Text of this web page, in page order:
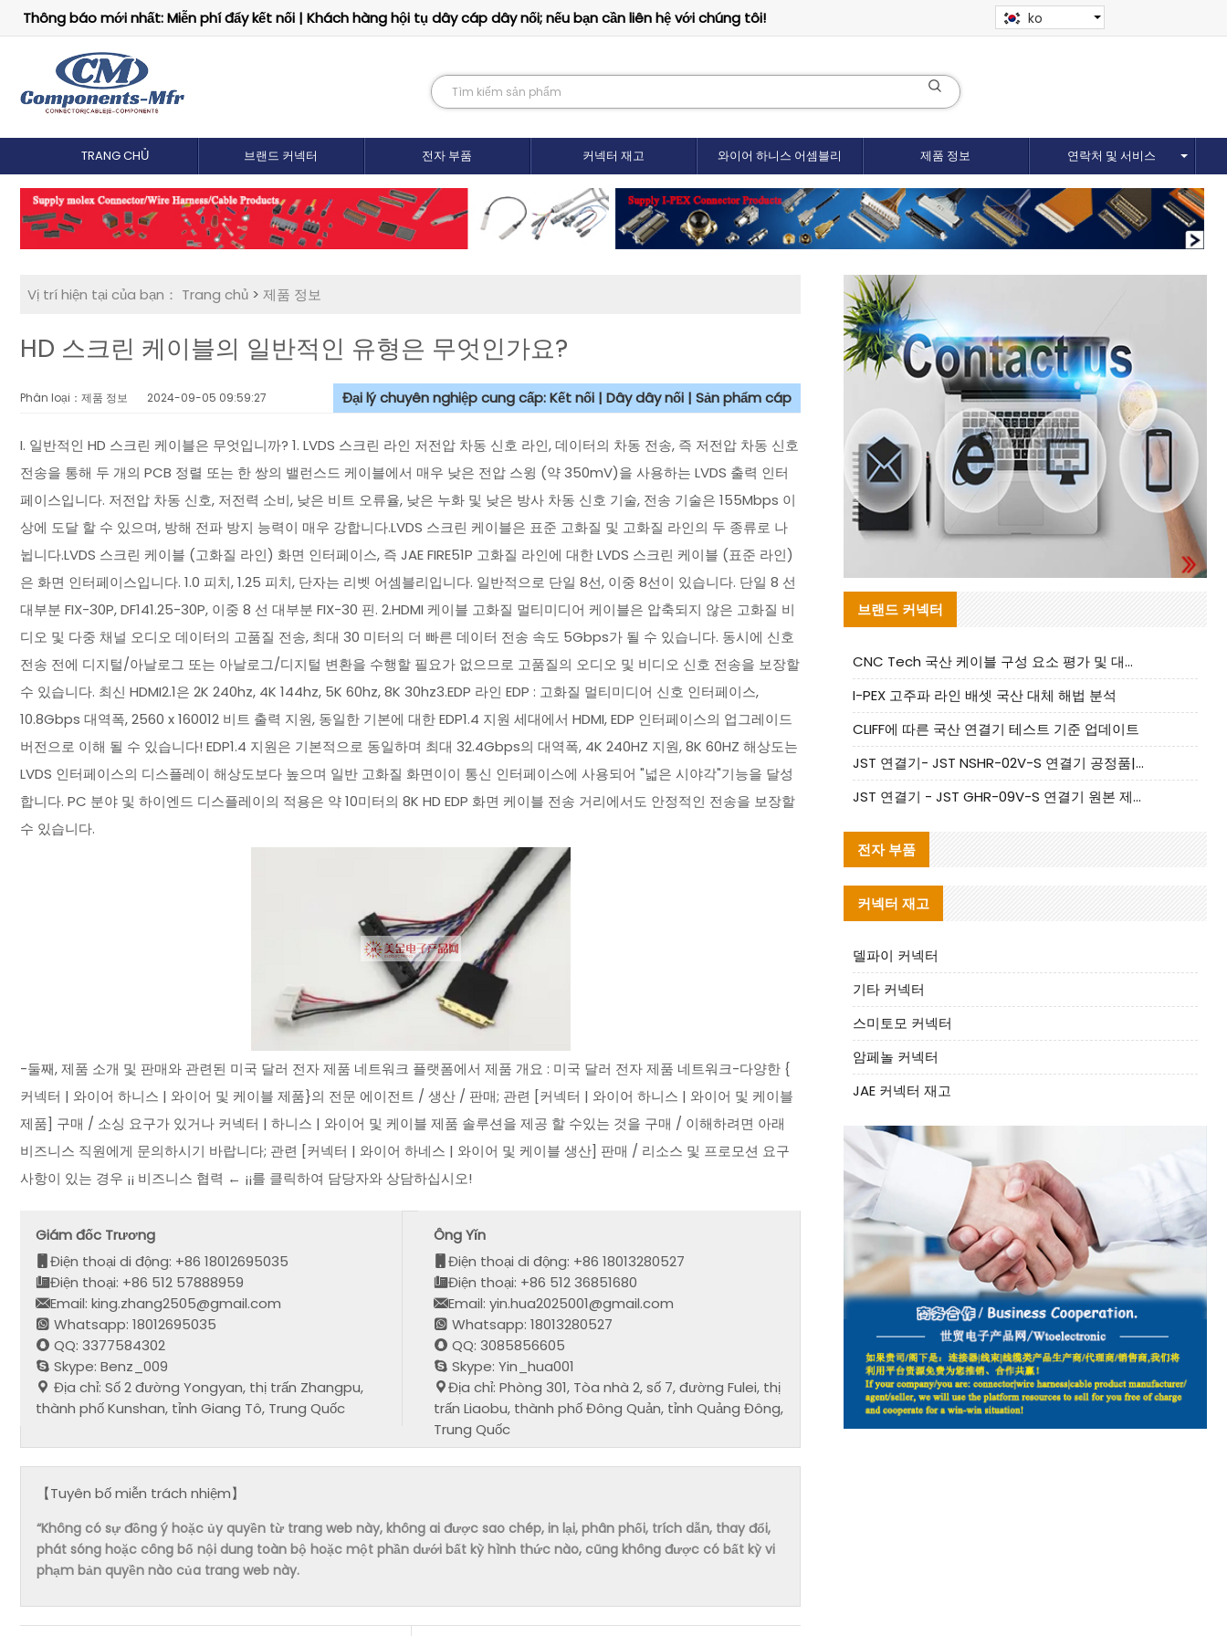
Thông báo mới nhất: Miễn phí đẩy kết nối | Khách hàng hội tụ dây cáp dây nối; nếu bạn cần liên hệ với chúng tôi! ko
TRANG CHỦ 브랜드 커넥터 전자 부품 커넥터 재고 와이어 하니스 어셈블리 제품 정보 연락처 및 서비스
Vị trí hiện tại của bạn： Trang chủ > 제품 정보
HD 스크린 케이블의 일반적인 유형은 무엇인가요?
Phân loại：제품 정보 2024-09-05 09:59:27 Đại lý chuyên nghiệp cung cấp: Kết nối | Dây dây nối | Sản phẩm cáp
I. 일반적인 HD 스크린 케이블은 무엇입니까? 1. LVDS 스크린 라인 저전압 차동 신호 라인, 데이터의 차동 전송, 즉 저전압 차동 신호
전송을 통해 두 개의 PCB 정렬 또는 한 쌍의 밸런스드 케이블에서 매우 낮은 전압 스윙 (약 350mV)을 사용하는 LVDS 출력 인터
페이스입니다. 저전압 차동 신호, 저전력 소비, 낮은 비트 오류율, 낮은 누화 및 낮은 방사 차동 신호 기술, 전송 기술은 155Mbps 이
상에 도달 할 수 있으며, 방해 전파 방지 능력이 매우 강합니다.LVDS 스크린 케이블은 표준 고화질 및 고화질 라인의 두 종류로 나
뉩니다.LVDS 스크린 케이블 (고화질 라인) 화면 인터페이스, 즉 JAE FIRE51P 고화질 라인에 대한 LVDS 스크린 케이블 (표준 라인)
은 화면 인터페이스입니다. 1.0 피치, 1.25 피치, 단자는 리벳 어셈블리입니다. 일반적으로 단일 8선, 이중 8선이 있습니다. 단일 8 선
대부분 FIX-30P, DF141.25-30P, 이중 8 선 대부분 FIX-30 핀. 2.HDMI 케이블 고화질 멀티미디어 케이블은 압축되지 않은 고화질 비
디오 및 다중 채널 오디오 데이터의 고품질 전송, 최대 30 미터의 더 빠른 데이터 전송 속도 5Gbps가 될 수 있습니다. 동시에 신호
전송 전에 디지털/아날로그 또는 아날로그/디지털 변환을 수행할 필요가 없으므로 고품질의 오디오 및 비디오 신호 전송을 보장할
수 있습니다. 최신 HDMI2.1은 2K 240hz, 4K 144hz, 5K 60hz, 8K 30hz3.EDP 라인 EDP : 고화질 멀티미디어 신호 인터페이스,
10.8Gbps 대역폭, 2560 x 160012 비트 출력 지원, 동일한 기본에 대한 EDP1.4 지원 세대에서 HDMI, EDP 인터페이스의 업그레이드
버전으로 이해 될 수 있습니다! EDP1.4 지원은 기본적으로 동일하며 최대 32.4Gbps의 대역폭, 4K 240HZ 지원, 8K 60HZ 해상도는
LVDS 인터페이스의 디스플레이 해상도보다 높으며 일반 고화질 화면이이 통신 인터페이스에 사용되어 "넓은 시야각"기능을 달성
합니다. PC 분야 및 하이엔드 디스플레이의 적용은 약 10미터의 8K HD EDP 화면 케이블 전송 거리에서도 안정적인 전송을 보장할
수 있습니다.
-둘째, 제품 소개 및 판매와 관련된 미국 달러 전자 제품 네트워크 플랫폼에서 제품 개요 : 미국 달러 전자 제품 네트워크-다양한 {
커넥터 | 와이어 하니스 | 와이어 및 케이블 제품}의 전문 에이전트 / 생산 / 판매; 관련 [커넥터 | 와이어 하니스 | 와이어 및 케이블
제품] 구매 / 소싱 요구가 있거나 커넥터 | 하니스 | 와이어 및 케이블 제품 솔루션을 제공 할 수있는 것을 구매 / 이해하려면 아래
비즈니스 직원에게 문의하시기 바랍니다; 관련 [커넥터 | 와이어 하네스 | 와이어 및 케이블 생산] 판매 / 리소스 및 프로모션 요구
사항이 있는 경우 ¡¡ 비즈니스 협력 ← ¡¡를 클릭하여 담당자와 상담하십시오!
Giám đốc Trương
Điện thoại di động: +86 18012695035
Điện thoại: +86 512 57888959
Email: king.zhang2505@gmail.com
Whatsapp: 18012695035
QQ: 3377584302
Skype: Benz_009
Địa chỉ: Số 2 đường Yongyan, thị trấn Zhangpu,
thành phố Kunshan, tỉnh Giang Tô, Trung Quốc
Ông Yǐn
Điện thoại di động: +86 18013280527
Điện thoại: +86 512 36851680
Email: yin.hua2025001@gmail.com
Whatsapp: 18013280527
QQ: 3085856605
Skype: Yin_hua001
Địa chỉ: Phòng 301, Tòa nhà 2, số 7, đường Fulei, thị
trấn Liaobu, thành phố Đông Quản, tỉnh Quảng Đông,
Trung Quốc
【Tuyên bố miễn trách nhiệm】
“Không có sự đồng ý hoặc ủy quyền từ trang web này, không ai được sao chép, in lại, phân phối, trích dẫn, thay đổi,
phát sóng hoặc công bố nội dung toàn bộ hoặc một phần dưới bất kỳ hình thức nào, cũng không được có bất kỳ vi
phạm bản quyền nào của trang web này.
브랜드 커넥터
CNC Tech 국산 케이블 구성 요소 평가 및 대량 생산 적합성 가이드
I-PEX 고주파 라인 배셋 국산 대체 해법 분석
CLIFF에 따른 국산 연결기 테스트 기준 업데이트
JST 연결기- JST NSHR-02V-S 연결기 공정품|대체품 제공
JST 연결기 - JST GHR-09V-S 연결기 원본 제품 제공 | 대체품 제공
전자 부품
커넥터 재고
델파이 커넥터
기타 커넥터
스미토모 커넥터
암페놀 커넥터
JAE 커넥터 재고